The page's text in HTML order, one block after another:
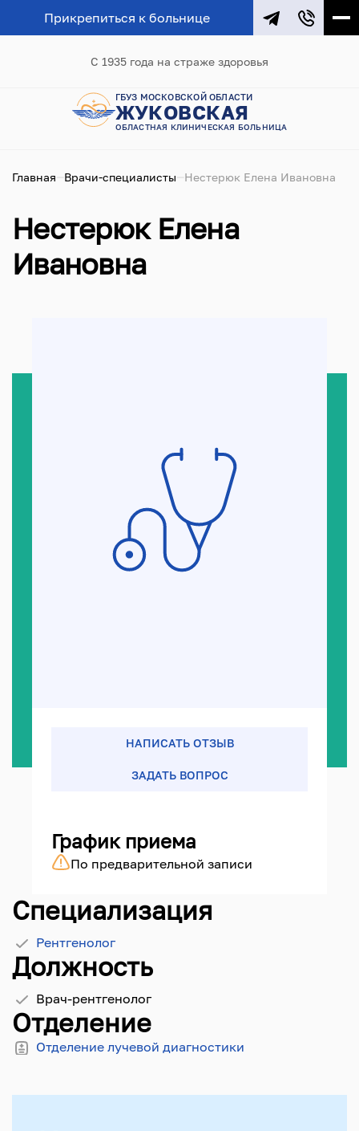
Прикрепиться к больнице
С 1935 года на страже здоровья
ГБУЗ МОСКОВСКОЙ ОБЛАСТИ
ЖУКОВСКАЯ
ОБЛАСТНАЯ КЛИНИЧЕСКАЯ БОЛЬНИЦА
Главная Врачи-специалисты Нестерюк Елена Ивановна
Нестерюк Елена
Ивановна
НАПИСАТЬ ОТЗЫВ
ЗАДАТЬ ВОПРОС
График приема
По предварительной записи
Специализация
Рентгенолог
Должность
Врач-рентгенолог
Отделение
Отделение лучевой диагностики